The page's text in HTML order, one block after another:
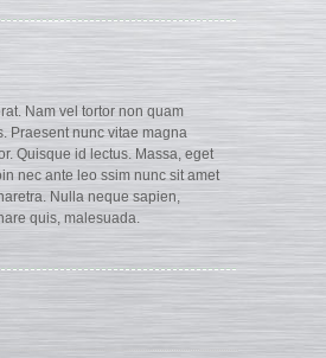
Nam vel tortor non quam
Praesent nunc vitae magna
Quisque id lectus. Massa, eget
nec ante leo ssim nunc sit amet
Nulla neque sapien,
quis, malesuada.